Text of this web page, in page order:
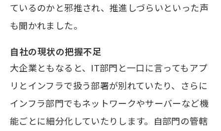
ているのかと邪推され、推進しづらいといった声
も聞かれました。
自社の現状の把握不足
大企業ともなると、IT部門と一口に言ってもアプ
リとインフラで扱う部署が別れていたり、さらに
インフラ部門でもネットワークやサーバーなど機
能ごとに細分化していたりします。自部門の管轄